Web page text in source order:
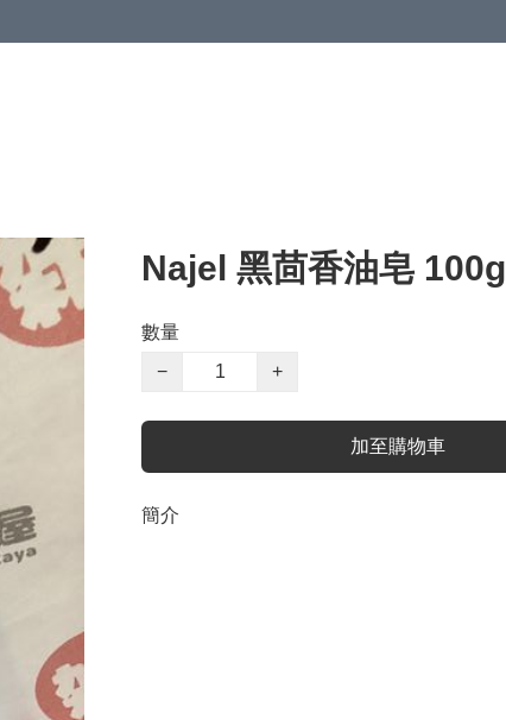
Najel 黑茴香油皂 100g
數量
−
+
加至購物車
簡介